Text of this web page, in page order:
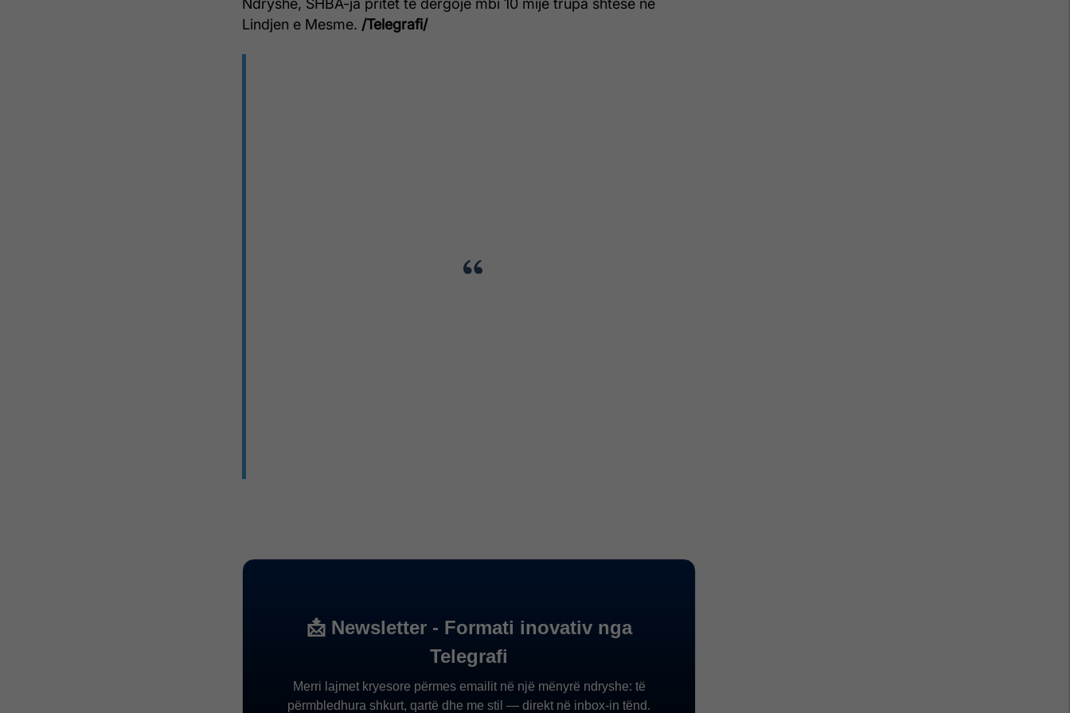
Ndryshe, SHBA-ja pritet të dërgojë mbi 10 mijë trupa shtesë në
Lindjen e Mesme. /Telegrafi/